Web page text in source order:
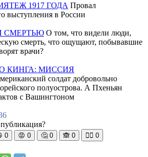
1917 ГОДА Провал
выступления в России
СМЕРТЬЮ О том, что видели люди,
смерть, что ощущают, побывавшие
врачи?
КИНГА: МИССИЯ
солдат добровольно
полуострова. А Пхеньян
с Вашингтоном
0 😡 0 🤔 0 🙈 0 🧘‍♀️ 0